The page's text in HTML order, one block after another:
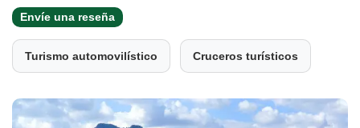
Envíe una reseña
Turismo automovilístico Cruceros turísticos